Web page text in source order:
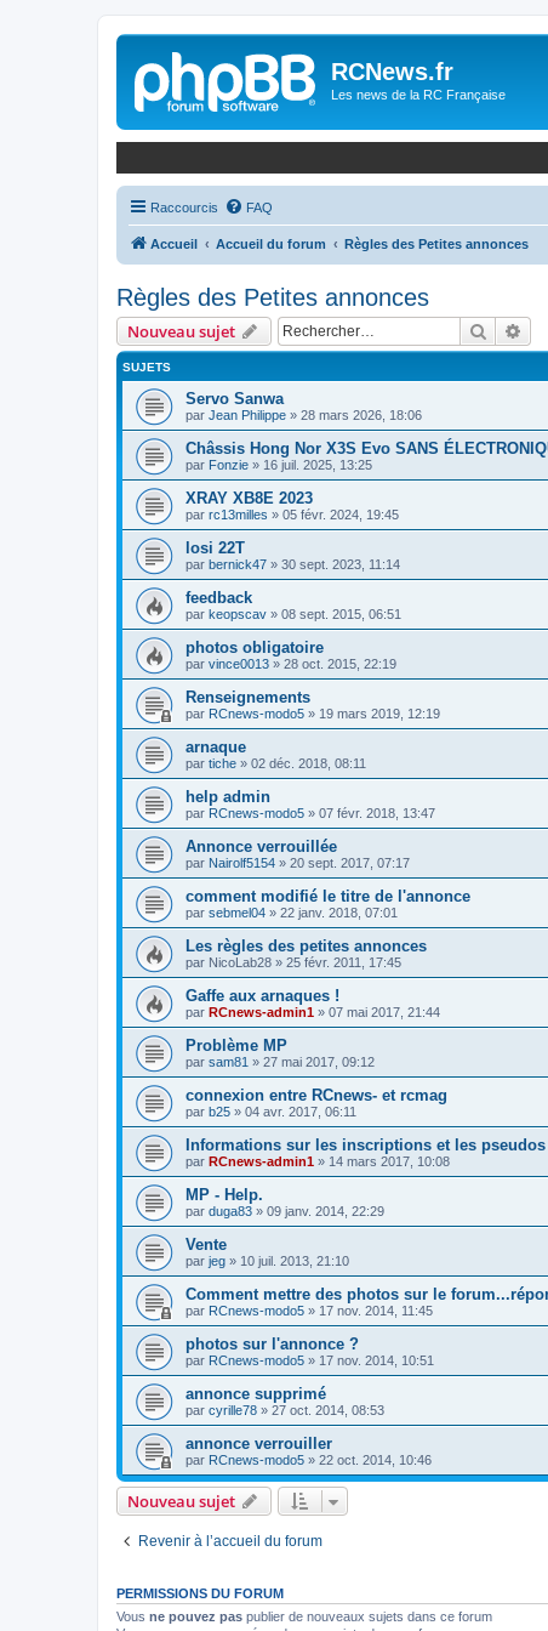
RCNews.fr
Les news de la RC Française
Raccourcis FAQ
Accueil Accueil du forum Règles des Petites annonces
Règles des Petites annonces
Nouveau sujet
SUJETS
Servo Sanwa
par Jean Philippe » 28 mars 2026, 18:06
Châssis Hong Nor X3S Evo SANS
par Fonzie » 16 juil. 2025, 13:25
XRAY XB8E 2023
par rc13milles » 05 févr. 2024, 19:45
losi 22T
par bernick47 » 30 sept. 2023, 11:14
feedback
par keopscav » 08 sept. 2015, 06:51
photos obligatoire
par vince0013 » 28 oct. 2015, 22:19
Renseignements
par RCnews-modo5 » 19 mars 2019, 12:19
arnaque
par tiche » 02 déc. 2018, 08:11
help admin
par RCnews-modo5 » 07 févr. 2018, 13:47
Annonce verrouillée
par Nairolf5154 » 20 sept. 2017, 07:17
comment modifié le titre de l'annonce
par sebmel04 » 22 janv. 2018, 07:01
Les règles des petites annonces
par NicoLab28 » 25 févr. 2011, 17:45
Gaffe aux arnaques !
par RCnews-admin1 » 07 mai 2017, 21:44
Problème MP
par sam81 » 27 mai 2017, 09:12
connexion entre RCnews- et rcmag
par b25 » 04 avr. 2017, 06:11
Informations sur les inscriptions et les pseudos
par RCnews-admin1 » 14 mars 2017, 10:08
MP - Help.
par duga83 » 09 janv. 2014, 22:29
Vente
par jeg » 10 juil. 2013, 21:10
Comment mettre des photos sur le
par RCnews-modo5 » 17 nov. 2014, 11:45
photos sur l'annonce ?
par RCnews-modo5 » 17 nov. 2014, 10:51
annonce supprimé
par cyrille78 » 27 oct. 2014, 08:53
annonce verrouiller
par RCnews-modo5 » 22 oct. 2014, 10:46
Nouveau sujet
Revenir à l’accueil du forum
PERMISSIONS DU FORUM
Vous ne pouvez pas publier de nouveaux sujets dans ce forum